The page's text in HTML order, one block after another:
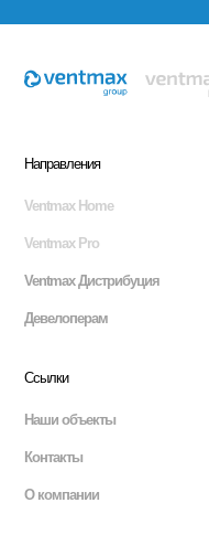
Контакты
Наши объекты
Ссылки
Ventmax Дистрибуция
Ventmax Pro
Ventmax Home
Направления
Девелоперам
О компании